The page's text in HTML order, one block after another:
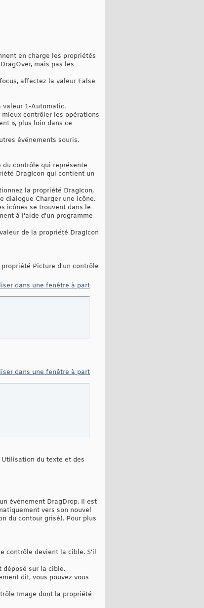
en charge les propriétés
‎mais pas les
affectez la valeur False
valeur 1-Automatic.‎
contrôler les opérations
», plus ‎loin dans ce
événements souris.‎
contrôle qui représente
‎DragIcon qui contient un
la propriété DragIcon,
‎dialogue Charger une icône.‎
icônes se trouvent dans le
à l'aide d'un programme
de la propriété DragIcon
Picture d'un contrôle
dans une fenêtre à part
dans une fenêtre à part
du texte et des
événement DragDrop. Il est
vers son nouvel
du contour grisé). Pour ‎plus
contrôle devient la cible. S'il
déposé sur la cible.‎
dit, vous pouvez vous
Image dont la propriété